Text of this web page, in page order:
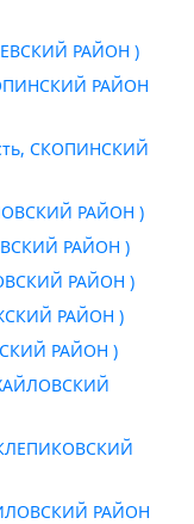
РАЙОН )
РАЙОН
СКОПИНСКИЙ
РАЙОН )
РАЙОН )
РАЙОН )
РАЙОН )
РАЙОН )
КЛЕПИКОВСКИЙ
РАЙОН